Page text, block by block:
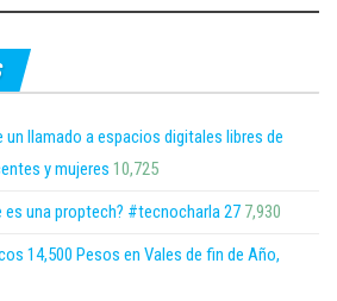
un llamado a espacios digitales libres de
y mujeres 10,725
es una proptech? #tecnocharla 27 7,930
14,500 Pesos en Vales de fin de Año,